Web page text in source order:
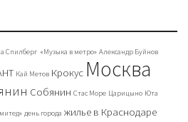
Спилберг «Музыка в метро» Александр Буйнов
Кай Метов Крокус Москва
Собянин Стас Море Царицыно Юта
день города жилье в Краснодаре